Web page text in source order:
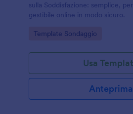
sulla Soddisfazione: semplice,
gestibile online in modo sicuro.
Go to Category:
Template Sondaggio
Usa
Anteprima